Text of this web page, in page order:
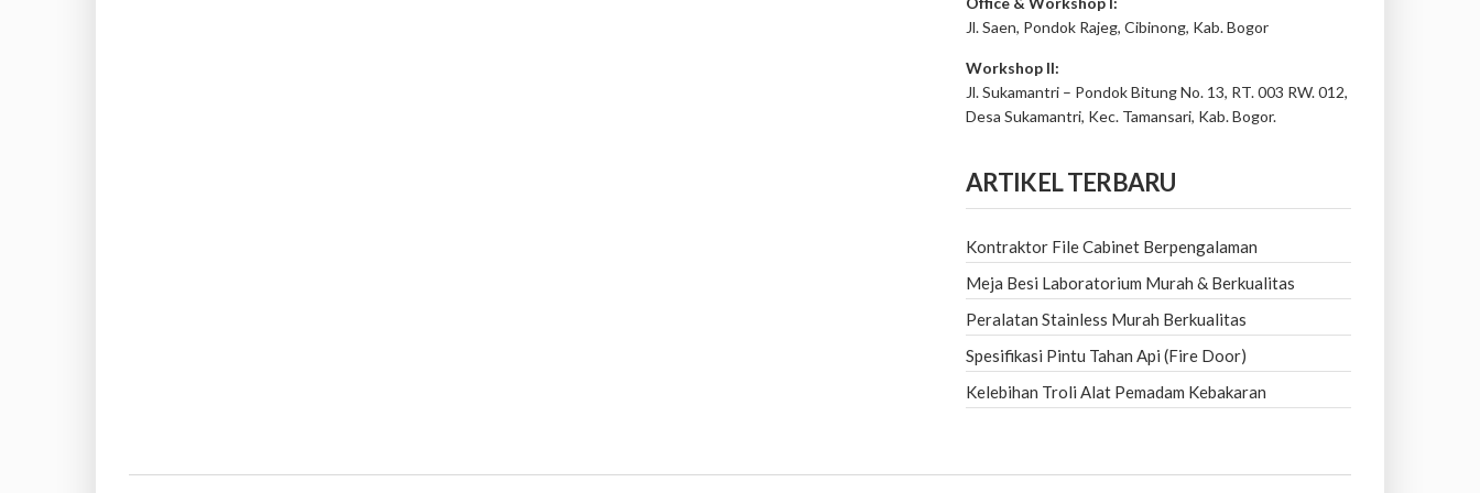
Jl. Saen, Pondok Rajeg, Cibinong, Kab. Bogor
Workshop II:
Jl. Sukamantri – Pondok Bitung No. 13, RT. 003 RW. 012,
Desa Sukamantri, Kec. Tamansari, Kab. Bogor.
ARTIKEL TERBARU
Kontraktor File Cabinet Berpengalaman
Meja Besi Laboratorium Murah & Berkualitas
Peralatan Stainless Murah Berkualitas
Spesifikasi Pintu Tahan Api (Fire Door)
Kelebihan Troli Alat Pemadam Kebakaran